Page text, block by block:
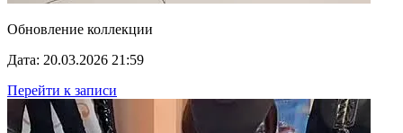
Обновление коллекции
Дата: 20.03.2026 21:59
Перейти к записи